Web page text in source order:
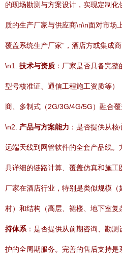
的现场勘测与方案设计，实现定制
质的生产厂家与供应商\n\n面对市场
覆盖系统生产厂家”，酒店方或集成
\n1. 技术与资质 ：厂家是否具备完
型号核准证、通信工程施工资质等
商、多制式（2G/3G/4G/5G）融合覆
\n2. 产品与方案能力 ：是否提供从核
远端天线到网管软件的全套产品线
具详细的链路计算、覆盖仿真和施工
厂家在酒店行业，特别是类似规模
村）和结构（高层、裙楼、地下室复
持体系 ：是否提供从前期咨询、勘
护的全周期服务。完善的售后支持是